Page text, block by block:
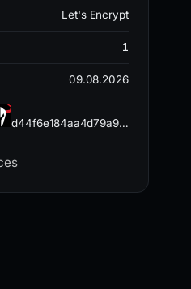
Let's Encrypt
1
09.08.2026
d44f6e184aa4d79a9…